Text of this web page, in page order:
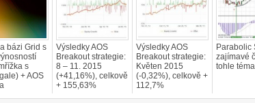
bázi Grid s
s
+ AOS
Výsledky AOS
Breakout strategie:
8 – 11. 2015
(+41,16%), celkově
+ 155,63%
Výsledky AOS
Breakout strategie:
Květen 2015
(-0,32%), celkově +
112,7%
Parabolic
zajímavé
tohle téma